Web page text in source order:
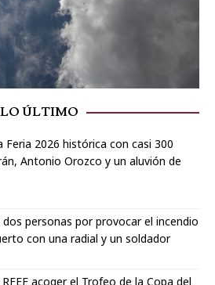
LO ÚLTIMO
Feria 2026 histórica con casi 300
Antonio Orozco y un aluvión de
dos personas por provocar el incendio
con una radial y un soldador
acoger el Trofeo de la Copa del